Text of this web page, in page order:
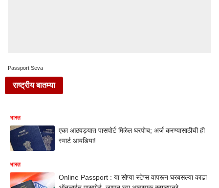
Passport Seva
राष्ट्रीय बातम्या
भारत
एका आठवड्यात पासपोर्ट मिळेल घरपोच; अर्ज करण्यासाठीची ही
स्मार्ट आयडिया!
भारत
Online Passport : या सोप्या स्टेप्स वापरून घरबसल्या काढा